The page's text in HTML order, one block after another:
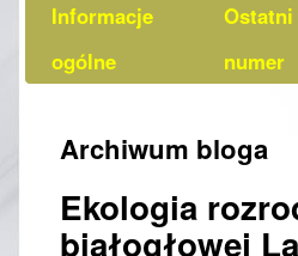
Informacje
ogólne
Ostatni
numer
Archiwum bloga
Ekologia
białogłowej